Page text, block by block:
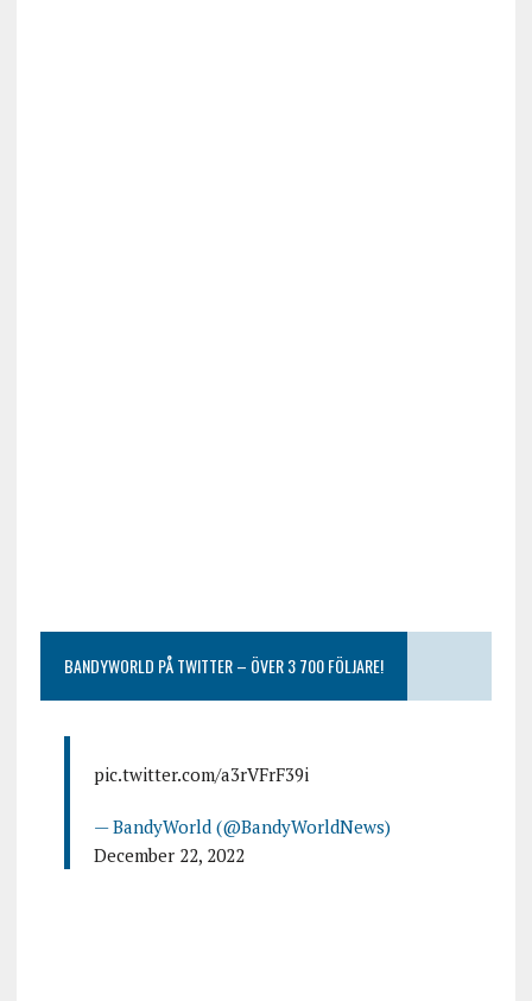
BANDYWORLD PÅ TWITTER – ÖVER 3 700 FÖLJARE!
pic.twitter.com/a3rVFrF39i
— BandyWorld (@BandyWorldNews)
December 22, 2022